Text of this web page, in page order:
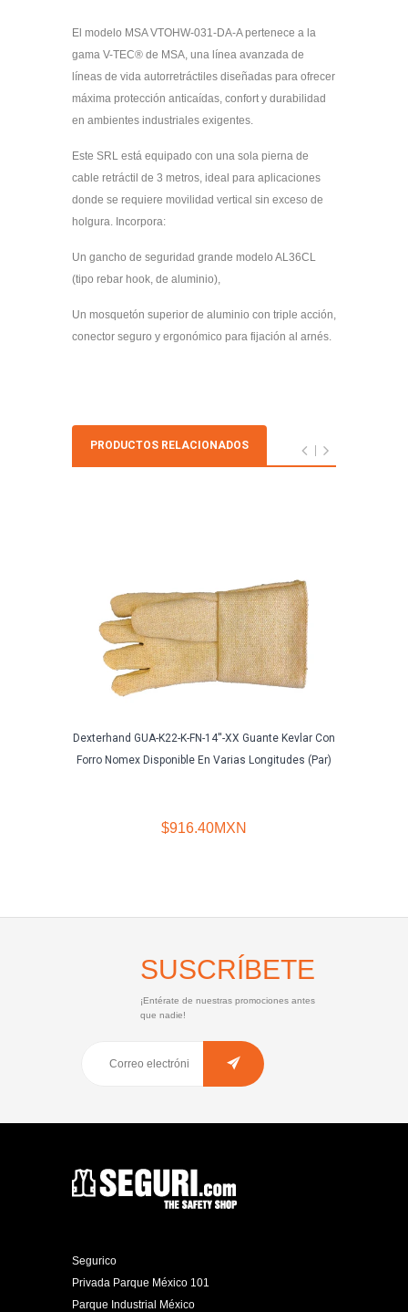
El modelo MSA VTOHW-031-DA-A pertenece a la
gama V-TEC® de MSA, una línea avanzada de
líneas de vida autorretráctiles diseñadas para ofrecer
máxima protección anticaídas, confort y durabilidad
en ambientes industriales exigentes.
Este SRL está equipado con una sola pierna de
cable retráctil de 3 metros, ideal para aplicaciones
donde se requiere movilidad vertical sin exceso de
holgura. Incorpora:
Un gancho de seguridad grande modelo AL36CL
(tipo rebar hook, de aluminio),
Un mosquetón superior de aluminio con triple acción,
conector seguro y ergonómico para fijación al arnés.
PRODUCTOS RELACIONADOS
Dexterhand GUA-K22-K-FN-14''-XX Guante Kevlar Con
Forro Nomex Disponible En Varias Longitudes (Par)
$916.40MXN
SUSCRÍBETE
¡Entérate de nuestras promociones antes
que nadie!
Segurico
Privada Parque México 101
Parque Industrial México